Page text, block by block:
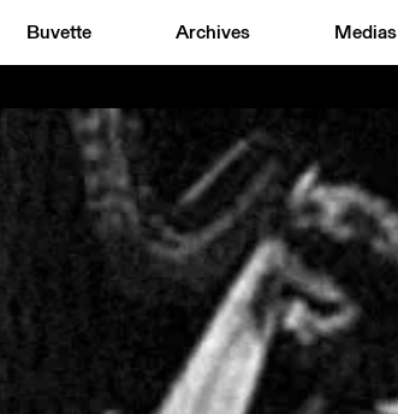
Buvette Archives Medias